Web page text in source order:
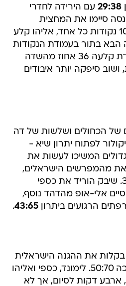
29:38 עם הירידה לחדרי
סיימו את המחצית
כקלעים המובילים עם 10 נקודות כל אחד, אליהו קלע
הבא בתור בעמודת הנקודות
עם 4. קבוצתית, הנבחרת קלעה 36 אחוז מהשדה
ושוב סיפקה יותר איבודים
של הכחולים ושלשות של דה
לפתוח יתרון שיא -
הגדולים המשיכו לעשות את
מהמפרשים הישראלים,
וההפרש צמח עד 37:57. שיבק הוריד את כספי
אלי-אופ מהדהד נוסף,
הרגועים ביתרון43:65
.
את ההגנה הישראלית
ושבע דקות לסיום הוליכה 50:70. לימונד, כספי ואליהו
הצליחו לצמק ל-59:74, ארבע דקות לסיום, אך לא